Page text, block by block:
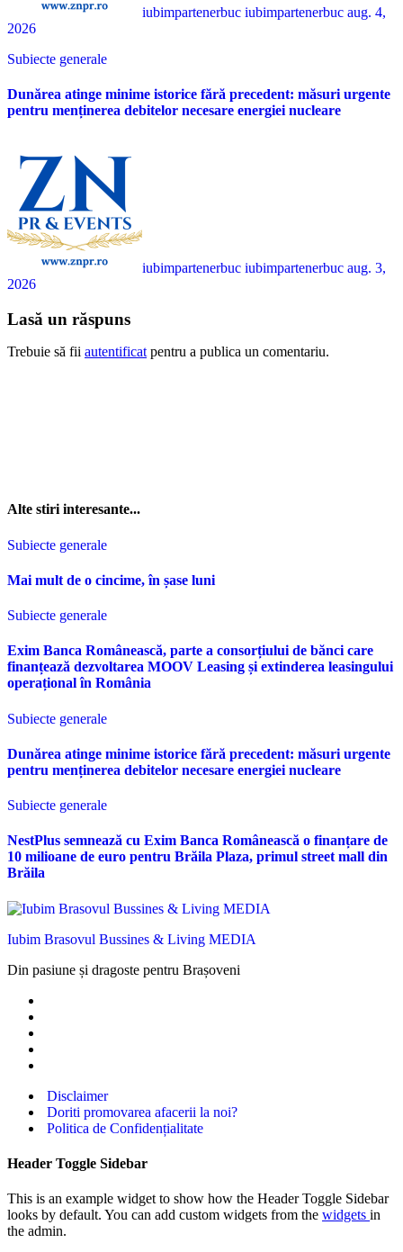
iubimpartenerbuc iubimpartenerbuc aug. 4,
2026
Subiecte generale
Dunărea atinge minime istorice fără precedent: măsuri urgente
pentru menținerea debitelor necesare energiei nucleare
iubimpartenerbuc iubimpartenerbuc aug. 3,
2026
Lasă un răspuns
Trebuie să fii autentificat pentru a publica un comentariu.
Alte stiri interesante...
Subiecte generale
Mai mult de o cincime, în șase luni
Subiecte generale
Exim Banca Românească, parte a consorțiului de bănci care
finanțează dezvoltarea MOOV Leasing și extinderea leasingului
operațional în România
Subiecte generale
Dunărea atinge minime istorice fără precedent: măsuri urgente
pentru menținerea debitelor necesare energiei nucleare
Subiecte generale
NestPlus semnează cu Exim Banca Românească o finanțare de
10 milioane de euro pentru Brăila Plaza, primul street mall din
Brăila
Iubim Brasovul Bussines & Living MEDIA
Din pasiune și dragoste pentru Brașoveni
Disclaimer
Doriti promovarea afacerii la noi?
Politica de Confidențialitate
Header Toggle Sidebar
This is an example widget to show how the Header Toggle Sidebar
looks by default. You can add custom widgets from the widgets in
the admin.